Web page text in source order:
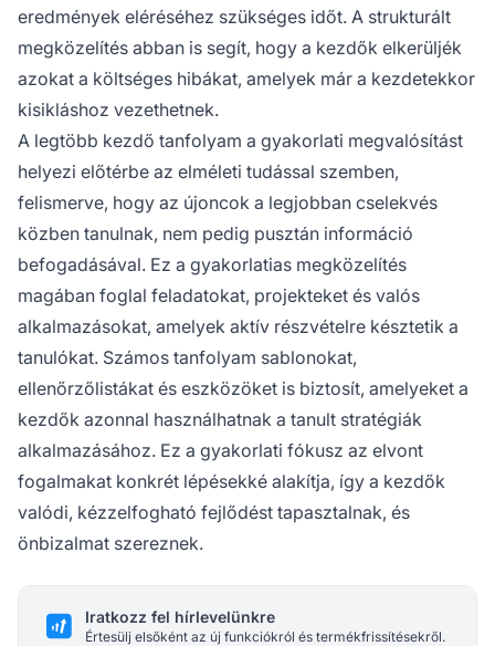
eredmények eléréséhez szükséges időt. A strukturált
megközelítés abban is segít, hogy a kezdők elkerüljék
azokat a költséges hibákat, amelyek már a kezdetekkor
kisikláshoz vezethetnek.
A legtöbb kezdő tanfolyam a gyakorlati megvalósítást
helyezi előtérbe az elméleti tudással szemben,
felismerve, hogy az újoncok a legjobban cselekvés
közben tanulnak, nem pedig pusztán információ
befogadásával. Ez a gyakorlatias megközelítés
magában foglal feladatokat, projekteket és valós
alkalmazásokat, amelyek aktív részvételre késztetik a
tanulókat. Számos tanfolyam sablonokat,
ellenőrzőlistákat és eszközöket is biztosít, amelyeket a
kezdők azonnal használhatnak a tanult stratégiák
alkalmazásához. Ez a gyakorlati fókusz az elvont
fogalmakat konkrét lépésekké alakítja, így a kezdők
valódi, kézzelfogható fejlődést tapasztalnak, és
önbizalmat szereznek.
Iratkozz fel hírlevelünkre
Értesülj elsőként az új funkciókról és termékfrissítésekről.